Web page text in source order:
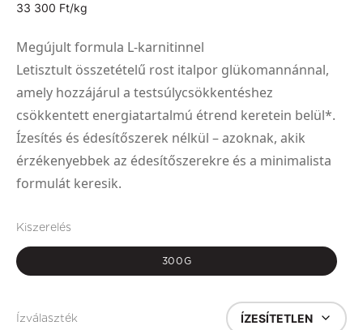
33 300 Ft/kg
Megújult formula L-karnitinnel
Letisztult összetételű rost italpor glükomannánnal,
amely hozzájárul a testsúlycsökkentéshez
csökkentett energiatartalmú étrend keretein belül*.
Ízesítés és édesítőszerek nélkül – azoknak, akik
érzékenyebbek az édesítőszerekre és a minimalista
formulát keresik.
Kiszerelés
300G
Ízválaszték ÍZESÍTETLEN